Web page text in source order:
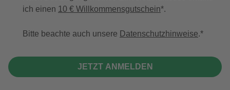
ich einen 10 € Willkommensgutschein*.
Bitte beachte auch unsere Datenschutzhinweise.
JETZT ANMELDEN